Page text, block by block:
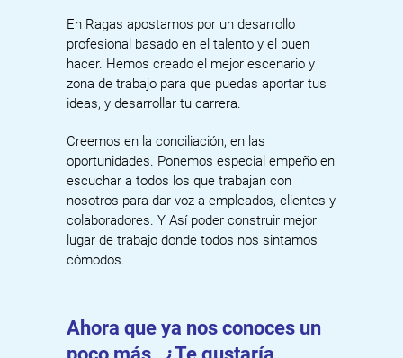
En Ragas apostamos por un desarrollo
profesional basado en el talento y el buen
hacer. Hemos creado el mejor escenario y
zona de trabajo para que puedas aportar tus
ideas, y desarrollar tu carrera.
Creemos en la conciliación, en las
oportunidades. Ponemos especial empeño en
escuchar a todos los que trabajan con
nosotros para dar voz a empleados, clientes y
colaboradores. Y Así poder construir mejor
lugar de trabajo donde todos nos sintamos
cómodos.
Ahora que ya nos conoces un